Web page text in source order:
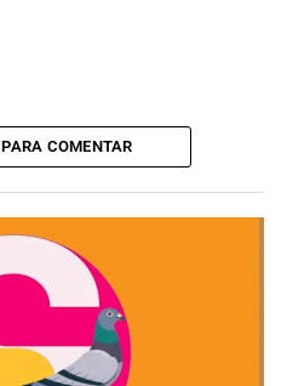
COMENTAR